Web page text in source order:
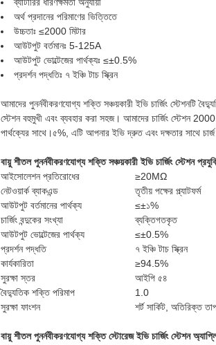
অর্থ প্রদানের পরিমাণের ভিত্তিতে
উচ্চতাঃ ≤2000 মিটার
আউটপুট বর্তমানঃ 5-125A
আউটপুট ভোল্টেজের পার্থক্যঃ ≤±0.5%
প্রদর্শন পদ্ধতিঃ ৭ ইঞ্চি টাচ স্ক্রিন
আমাদের পুনর্নবীকরণযোগ্য শক্তি সঞ্চয়কারী ইভি চার্জিং স্টেশনটি
স্টেশন বহুমুখী এবং ব্যবহার করা সহজ। আমাদের চার্জিং স্টেশন
পার্থক্যের সাথে।৫%, এটি আপনার ইভি দ্রুত এবং দক্ষতার সাথে
বায়ু শীতল পুনর্নবীকরণযোগ্য শক্তি সঞ্চয়কারী ইভি চার্জিং স্টেশন
আইসোলেশন প্রতিরোধের
≥20MΩ
নেটওয়ার্ক ব্যাকএন্ড
তৃতীয় পক্ষের প্ল্যাটফর্ম
আউটপুট বর্তমানের পার্থক্য
≤±১%
চার্জিং বন্দুকের সংখ্যা
ব্যক্তিগতকৃত
আউটপুট ভোল্টেজের পার্থক্য
≤±0.5%
প্রদর্শন পদ্ধতি
৭ ইঞ্চি টাচ স্ক্রিন
কার্যকারিতা
≥94.5%
সুরক্ষা স্তর
আইপি ৫৪
বৈদ্যুতিক শক্তি পরিমাপ
1.0
সুরক্ষা ফাংশন
শর্ট সার্কিট, অতিরিক্ত
বায়ু শীতল পুনর্নবীকরণযোগ্য শক্তি স্টোরেজ ইভি চার্জিং স্টেশন